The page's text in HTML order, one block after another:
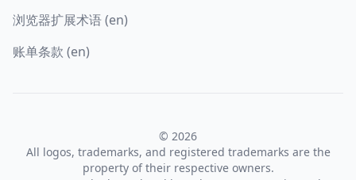
浏览器扩展术语 (en)
账单条款 (en)
© 2026
All logos, trademarks, and registered trademarks are the
property of their respective owners.